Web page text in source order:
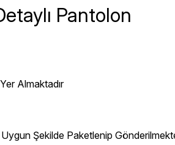
Pantolon
Almaktadır
Şekilde Paketlenip